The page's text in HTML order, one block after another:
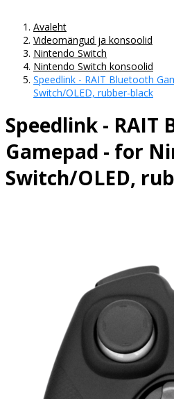
Avaleht
Videomängud ja konsoolid
Nintendo Switch
Nintendo Switch konsoolid
Speedlink - RAIT Bluetooth
Switch/OLED, rubber-black
Speedlink - RAIT
Gamepad - for
Switch/OLED,